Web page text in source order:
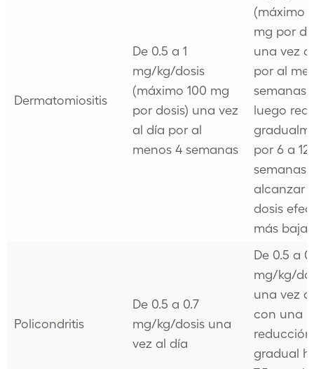
Dermatomiositis
De 0.5 a 1
mg/kg/dosis
(máximo 100 mg
por dosis) una vez
al día por al
menos 4 semanas
(máximo
mg por
una vez
por al
semanas,
luego
por 6 a 12
semanas
alcanzar
dosis
más baja
Policondritis
De 0.5 a 0.7
mg/kg/dosis una
vez al día
De 0.5 a
mg/kg/
una vez
con una
reducción
gradual